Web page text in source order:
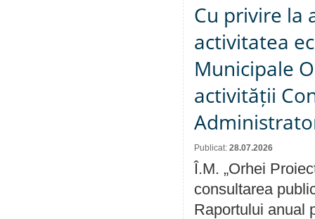
Cu privire la
activitatea
Municipale
activității
Publicat: 28.07.2026
Î.M. „Orhei
consultarea
Raportului anual